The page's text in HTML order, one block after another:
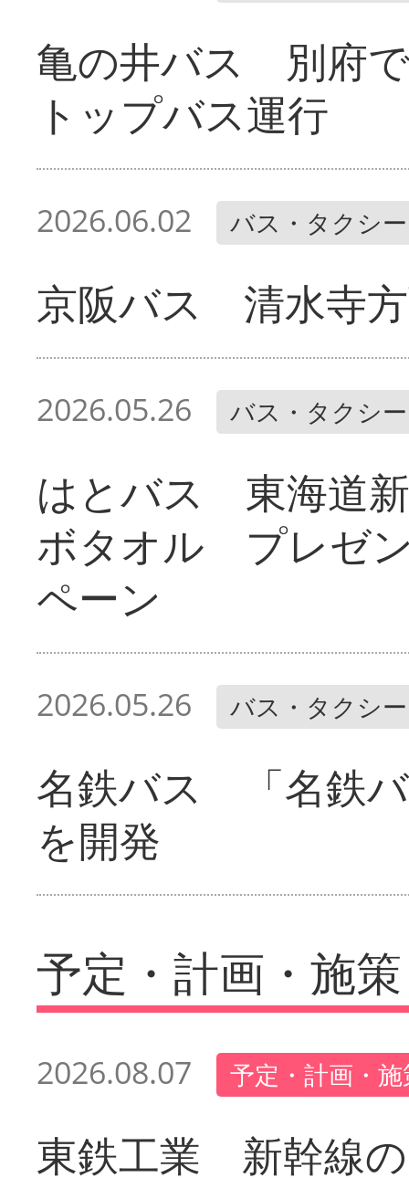
亀の井バス 別府
トップバス運行
2026.06.02 バス・タクシー
京阪バス 清水寺
2026.05.26 バス・タクシー
はとバス 東海道
ボタオル プレゼ
ペーン
2026.05.26 バス・タクシー
名鉄バス 「名鉄
を開発
予定・計画・施策
2026.08.07 予定・計画・
東鉄工業 新幹線